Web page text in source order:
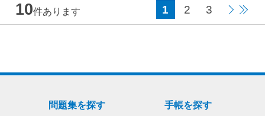
10件あります 1 2 3
問題集を探す 手帳を探す